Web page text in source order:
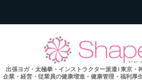
出張ヨガ・太極拳・インストラクター派遣 l 東京・
企業・経営・従業員の健康増進・健康管理・福利厚